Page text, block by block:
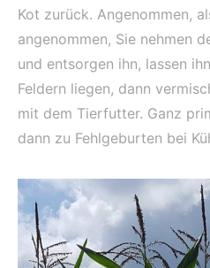
Kot zurück. Angenommen,
angenommen, Sie nehmen
und entsorgen ihn, lassen
Feldern liegen, dann
mit dem Tierfutter. Ganz
dann zu Fehlgeburten bei